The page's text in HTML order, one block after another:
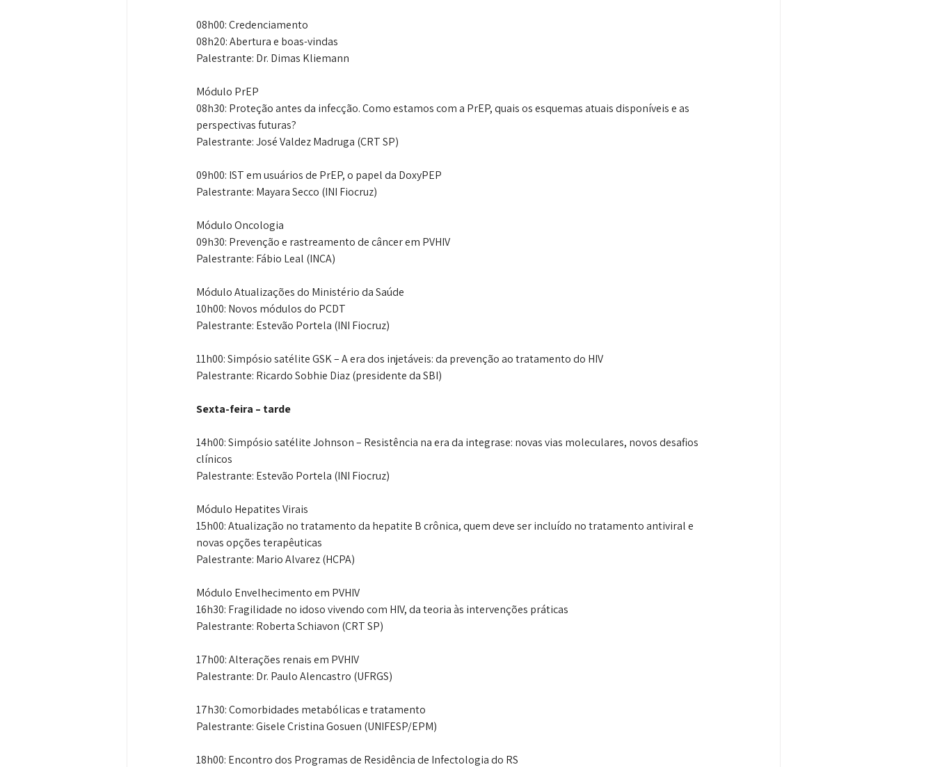
08h00: Credenciamento
08h20: Abertura e boas-vindas
Palestrante: Dr. Dimas Kliemann
Módulo PrEP
08h30: Proteção antes da infecção. Como estamos com a PrEP, quais os esquemas atuais disponíveis e as
perspectivas futuras?
Palestrante: José Valdez Madruga (CRT SP)
09h00: IST em usuários de PrEP, o papel da DoxyPEP
Palestrante: Mayara Secco (INI Fiocruz)
Módulo Oncologia
09h30: Prevenção e rastreamento de câncer em PVHIV
Palestrante: Fábio Leal (INCA)
Módulo Atualizações do Ministério da Saúde
10h00: Novos módulos do PCDT
Palestrante: Estevão Portela (INI Fiocruz)
11h00: Simpósio satélite GSK – A era dos injetáveis: da prevenção ao tratamento do HIV
Palestrante: Ricardo Sobhie Diaz (presidente da SBI)
Sexta-feira – tarde
14h00: Simpósio satélite Johnson – Resistência na era da integrase: novas vias moleculares, novos desafios
clínicos
Palestrante: Estevão Portela (INI Fiocruz)
Módulo Hepatites Virais
15h00: Atualização no tratamento da hepatite B crônica, quem deve ser incluído no tratamento antiviral e
novas opções terapêuticas
Palestrante: Mario Alvarez (HCPA)
Módulo Envelhecimento em PVHIV
16h30: Fragilidade no idoso vivendo com HIV, da teoria às intervenções práticas
Palestrante: Roberta Schiavon (CRT SP)
17h00: Alterações renais em PVHIV
Palestrante: Dr. Paulo Alencastro (UFRGS)
17h30: Comorbidades metabólicas e tratamento
Palestrante: Gisele Cristina Gosuen (UNIFESP/EPM)
18h00: Encontro dos Programas de Residência de Infectologia do RS